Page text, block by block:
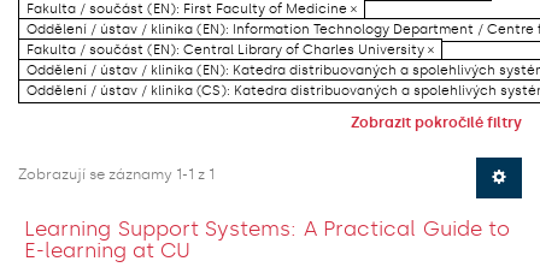
Fakulta / součást (EN): First Faculty of Medicine ×
Oddělení / ústav / klinika (EN): Information Technology Department / Centre
Fakulta / součást (EN): Central Library of Charles University ×
Oddělení / ústav / klinika (EN): Katedra distribuovaných a spolehlivých
Oddělení / ústav / klinika (CS): Katedra distribuovaných a spolehlivých
Zobrazit pokročilé filtry
Zobrazují se záznamy 1-1 z 1
Learning Support Systems: A Practical Guide to
E-learning at CU